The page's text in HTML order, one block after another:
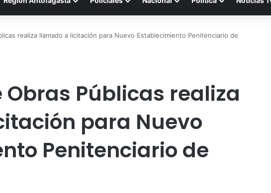
realiza llamado a licitación para Nuevo Establecimiento Penitenciario de
Públicas realiza
para Nuevo
Penitenciario de